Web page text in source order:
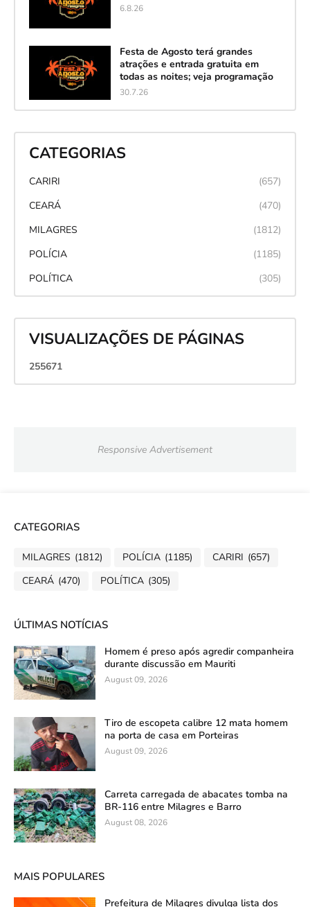
6.8.26
Festa de Agosto terá grandes
atrações e entrada gratuita em
todas as noites; veja programação
30.7.26
CATEGORIAS
CARIRI
(657)
CEARÁ
(470)
MILAGRES
(1812)
POLÍCIA
(1185)
POLÍTICA
(305)
VISUALIZAÇÕES DE PÁGINAS
255671
Responsive Advertisement
CATEGORIAS
MILAGRES (1812) POLÍCIA (1185) CARIRI (657)
CEARÁ (470) POLÍTICA (305)
ÚLTIMAS NOTÍCIAS
Homem é preso após agredir companheira
durante discussão em Mauriti
August 09, 2026
Tiro de escopeta calibre 12 mata homem
na porta de casa em Porteiras
August 09, 2026
Carreta carregada de abacates tomba na
BR-116 entre Milagres e Barro
August 08, 2026
MAIS POPULARES
Prefeitura de Milagres divulga lista dos